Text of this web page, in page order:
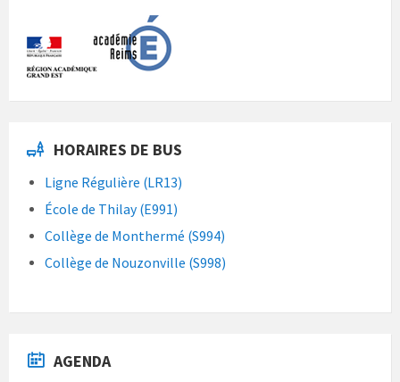
HORAIRES DE BUS
Ligne Régulière (LR13)
École de Thilay (E991)
Collège de Monthermé (S994)
Collège de Nouzonville (S998)
AGENDA